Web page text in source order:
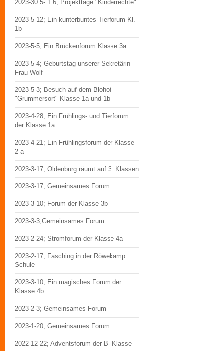
2023-30.5- 1.6; Projekttage "Kinderrechte"
2023-5-12; Ein kunterbuntes Tierforum Kl.
1b
2023-5-5; Ein Brückenforum Klasse 3a
2023-5-4; Geburtstag unserer Sekretärin
Frau Wolf
2023-5-3; Besuch auf dem Biohof
"Grummersort" Klasse 1a und 1b
2023-4-28; Ein Frühlings- und Tierforum
der Klasse 1a
2023-4-21; Ein Frühlingsforum der Klasse
2 a
2023-3-17; Oldenburg räumt auf 3. Klassen
2023-3-17; Gemeinsames Forum
2023-3-10; Forum der Klasse 3b
2023-3-3;Gemeinsames Forum
2023-2-24; Stromforum der Klasse 4a
2023-2-17; Fasching in der Röwekamp
Schule
2023-3-10; Ein magisches Forum der
Klasse 4b
2023-2-3; Gemeinsames Forum
2023-1-20; Gemeinsames Forum
2022-12-22; Adventsforum der B- Klasse